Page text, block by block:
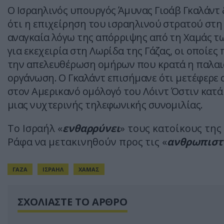
Ο Ισραηλινός υπουργός Άμυνας Γιοάβ
ότι η επιχείρηση του ισραηλινού στρατού
αναγκαία λόγω της απόρριψης από τη Χαμάς
για εκεχειρία στη Λωρίδα της Γάζας, οι
την απελευθέρωση ομήρων που κρατά η
οργάνωση. Ο Γκαλάντ επισήμανε ότι
στον Αμερικανό ομόλογό του Λόιντ Όστιν
μιας νυχτερινής τηλεφωνικής συνομιλίας.
Το Ισραήλ «ενθαρρύνει» τους κατοίκους
Ράφα να μετακινηθούν προς τις «
ΓΑΖΑ ΙΣΡΑΗΛ ΧΑΜΑΣ
ΣΧΟΛΙΑΣΤΕ ΤΟ ΑΡΘΡΟ